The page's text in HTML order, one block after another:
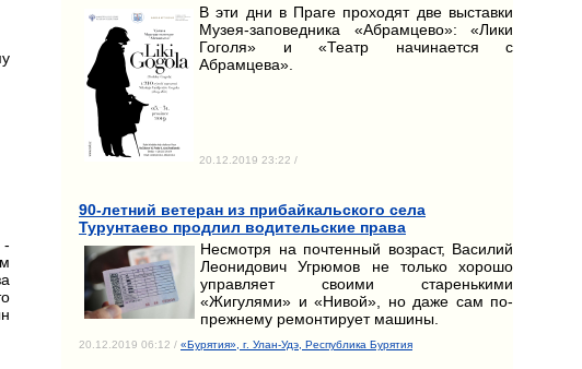
-
В эти дни в Праге проходят две выставки
Музея-заповедника «Абрамцево»: «Лики
Гоголя» и «Театр начинается с
Абрамцева».
20.12.2019 23:22 /
90-летний ветеран из прибайкальского села
Турунтаево продлил водительские права
Несмотря на почтенный возраст, Василий
Леонидович Угрюмов не только хорошо
управляет своими старенькими
«Жигулями» и «Нивой», но даже сам по-
прежнему ремонтирует машины.
20.12.2019 06:12 / «Бурятия», г. Улан-Удэ, Республика Бурятия